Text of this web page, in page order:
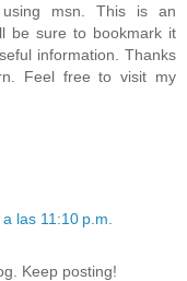
msn. This is an
be sure to bookmark it
information. Thanks
Feel free to visit my
las 11:10 p.m.
Keep posting!